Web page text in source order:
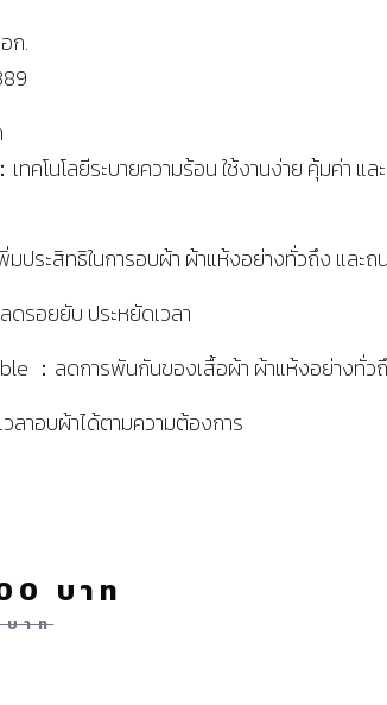
ก.
ทคโนโลยีระบายความร้อน ใช้งานง่าย คุ้มค่า แล
ประสิทธิในการอบผ้า ผ้าแห้งอย่างทั่วถึง และถ
รอยยับ ประหยัดเวลา
：ลดการพันกันของเสื้อผ้า ผ้าแห้งอย่างทั่ว
ลาอบผ้าได้ตามความต้องการ
บาท
บาท